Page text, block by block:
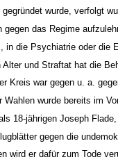
musste damit
wurde, verfolgt
das Regime
in die Psychiatrie oder die
und Straftat hat die
Kreis war gegen u. a.
Wahlen wurde bereits im
18-jährigen Joseph
gegen die